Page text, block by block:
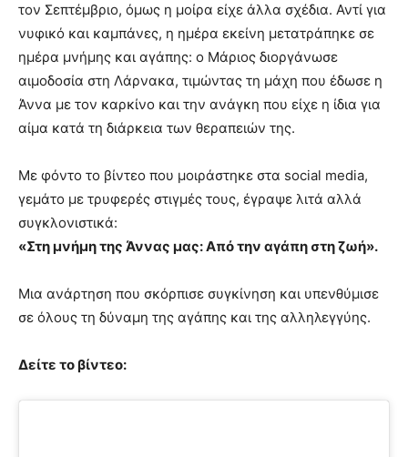
τον Σεπτέμβριο, όμως η μοίρα είχε άλλα σχέδια. Αντί για
νυφικό και καμπάνες, η ημέρα εκείνη μετατράπηκε σε
ημέρα μνήμης και αγάπης: ο Μάριος διοργάνωσε
αιμοδοσία στη Λάρνακα, τιμώντας τη μάχη που έδωσε η
Άννα με τον καρκίνο και την ανάγκη που είχε η ίδια για
αίμα κατά τη διάρκεια των θεραπειών της.
Με φόντο το βίντεο που μοιράστηκε στα social media,
γεμάτο με τρυφερές στιγμές τους, έγραψε λιτά αλλά
συγκλονιστικά:
«Στη μνήμη της Άννας μας: Από την αγάπη στη ζωή».
Μια ανάρτηση που σκόρπισε συγκίνηση και υπενθύμισε
σε όλους τη δύναμη της αγάπης και της αλληλεγγύης.
Δείτε το βίντεο: